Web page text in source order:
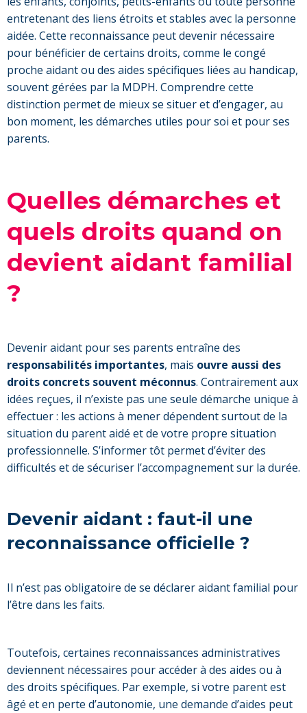
entretenant des liens étroits et stables avec la personne
aidée. Cette reconnaissance peut devenir nécessaire
pour bénéficier de certains droits, comme le congé
proche aidant ou des aides spécifiques liées au handicap,
souvent gérées par la MDPH. Comprendre cette
distinction permet de mieux se situer et d’engager, au
bon moment, les démarches utiles pour soi et pour ses
parents.
Quelles démarches et
quels droits quand on
devient aidant familial
?
Devenir aidant pour ses parents entraîne des
responsabilités importantes, mais ouvre aussi des
droits concrets souvent méconnus. Contrairement aux
idées reçues, il n’existe pas une seule démarche unique à
effectuer : les actions à mener dépendent surtout de la
situation du parent aidé et de votre propre situation
professionnelle. S’informer tôt permet d’éviter des
difficultés et de sécuriser l’accompagnement sur la durée.
Devenir aidant : faut-il une
reconnaissance officielle ?
Il n’est pas obligatoire de se déclarer aidant familial pour
l’être dans les faits.
Toutefois, certaines reconnaissances administratives
deviennent nécessaires pour accéder à des aides ou à
des droits spécifiques. Par exemple, si votre parent est
âgé et en perte d’autonomie, une demande d’aides peut